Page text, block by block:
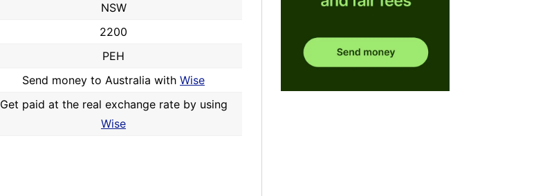
NSW
2200
PEH
Send money to Australia with Wise
Get paid at the real exchange rate by using
Wise